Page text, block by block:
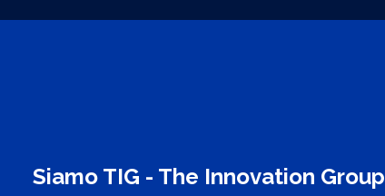
Siamo TIG - The Innovation Group